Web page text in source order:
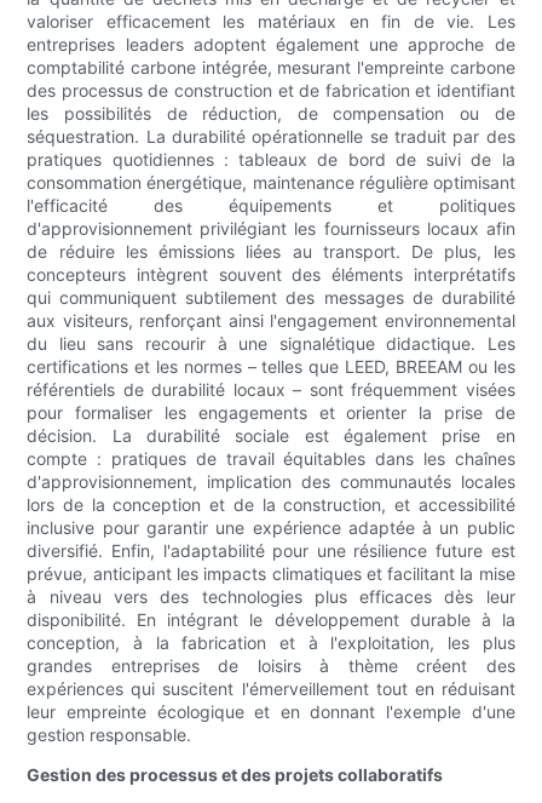
valoriser efficacement les matériaux en fin de vie. Les
entreprises leaders adoptent également une approche de
comptabilité carbone intégrée, mesurant l'empreinte carbone
des processus de construction et de fabrication et identifiant
les possibilités de réduction, de compensation ou de
séquestration. La durabilité opérationnelle se traduit par des
pratiques quotidiennes : tableaux de bord de suivi de la
consommation énergétique, maintenance régulière optimisant
l'efficacité des équipements et politiques
d'approvisionnement privilégiant les fournisseurs locaux afin
de réduire les émissions liées au transport. De plus, les
concepteurs intègrent souvent des éléments interprétatifs
qui communiquent subtilement des messages de durabilité
aux visiteurs, renforçant ainsi l'engagement environnemental
du lieu sans recourir à une signalétique didactique. Les
certifications et les normes – telles que LEED, BREEAM ou les
référentiels de durabilité locaux – sont fréquemment visées
pour formaliser les engagements et orienter la prise de
décision. La durabilité sociale est également prise en
compte : pratiques de travail équitables dans les chaînes
d'approvisionnement, implication des communautés locales
lors de la conception et de la construction, et accessibilité
inclusive pour garantir une expérience adaptée à un public
diversifié. Enfin, l'adaptabilité pour une résilience future est
prévue, anticipant les impacts climatiques et facilitant la mise
à niveau vers des technologies plus efficaces dès leur
disponibilité. En intégrant le développement durable à la
conception, à la fabrication et à l'exploitation, les plus
grandes entreprises de loisirs à thème créent des
expériences qui suscitent l'émerveillement tout en réduisant
leur empreinte écologique et en donnant l'exemple d'une
gestion responsable.
Gestion des processus et des projets collaboratifs